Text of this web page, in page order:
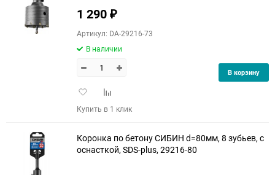
1 290 ₽
Артикул: DA-29216-73
В наличии
Добавить
избранное
Добавить
сравнению
В корзину
Купить в 1 клик
Коронка по бетону СИБИН d=80мм, 8 зубьев, с
оснасткой, SDS-plus, 29216-80